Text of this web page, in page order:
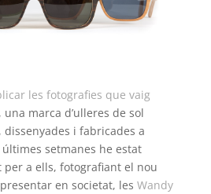
les fotografies que vaig
una marca d’ulleres de sol
i fabricades a
setmanes he estat
a ells, fotografiant el nou
en societat, les Wandy